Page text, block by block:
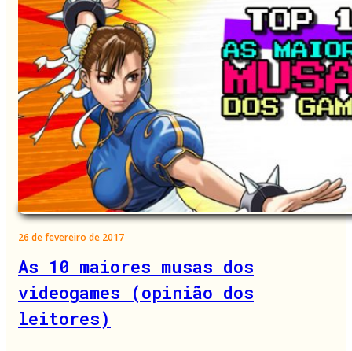
26 de fevereiro de 2017
As 10 maiores musas dos
videogames (opinião dos
leitores)